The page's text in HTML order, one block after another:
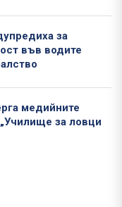
за
във водите
медийните
за ловци